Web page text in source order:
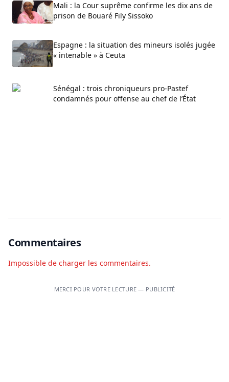
Mali : la Cour suprême confirme les dix ans de
prison de Bouaré Fily Sissoko
Espagne : la situation des mineurs isolés jugée
« intenable » à Ceuta
Sénégal : trois chroniqueurs pro-Pastef
condamnés pour offense au chef de l’État
Commentaires
Impossible de charger les commentaires.
MERCI POUR VOTRE LECTURE — PUBLICITÉ